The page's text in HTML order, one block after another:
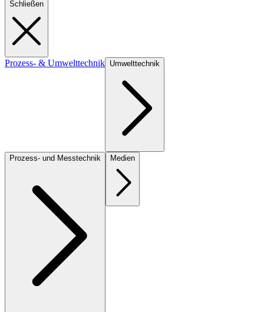
Schließen
Prozess- & Umwelttechnik Umwelttechnik
Prozess- und Messtechnik Medien